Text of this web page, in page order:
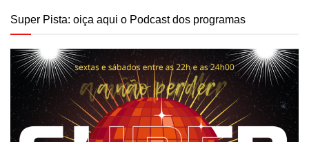
Super Pista: oiça aqui o Podcast dos programas